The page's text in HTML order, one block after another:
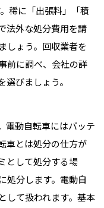
稀に「出張料」「積
法外な処分費用を請
しょう。回収業者を
前に調べ、会社の詳
びましょう。
電動自転車にはバッテ
車とは処分の仕方が
として処分する場
処分します。電動自
して扱われます。基本